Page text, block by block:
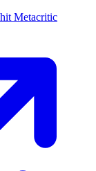
Metacritic